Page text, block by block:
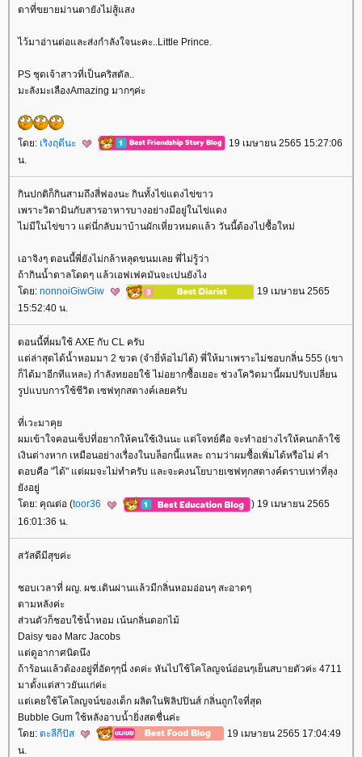
ตาที่ขยายม่านตายังไม่สู้แสง
ไว้มาอ่านต่อและส่งกำลังใจนะคะ..Little Prince.
PS ชุดเจ้าสาวที่เป็นคริสตัล..
มะลังมะเลืองAmazing มากๆค่ะ
ดย: เริงฤดีนะ
19 เมษายน 2565 15:27:06
น.
กินปกติก็กินสามถึงสี่ฟองนะ กินทั้งไข่แดงไข่ขาว
เพราะวิตามินกับสารอาหารบางอย่างมีอยู่ในไข่แดง
ไม่มีในไข่ขาว แต่นี่กลับมาบ้านผักเหี่ยวหมดแล้ว วันนี้ต้องไปซื้อใหม่
เอาจิงๆ ตอนนี้พี่ยังไม่กล้าหลุดขนมเลย พี่ไม่รู้ว่า
ถ้ากินน้ำตาลโดดๆ แล้วเอฟเฟคมันจะเปนยังไง
ดย: nonnoiGiwGiw
19 เมษายน 2565
15:52:40 น.
ตอนนี้ที่ผมใช้ AXE กับ CL ครับ
ต่ล่าสุดได้น้ำหอมมา 2 ขวด (จำยี่ห้อไม่ได้) พี่ให้มาเพราะไม่ชอบกลิ่น 555 (เขา
ก็ได้มาอีกทีแหละ) กำลังทยอยใช้ ไม่อยากซื้อเยอะ ช่วงโควิดมานี้ผมปรับเปลี่ยน
รูปแบบการใช้ชีวิต เซฟทุกสตางค์เลยครับ
ที่เวะมาคุ
ผมเข้าใจคอนเซ็ปที่อยากให้คนใช้เงินนะ แต่โจทย์คือ จะทำอย่างไรให้คนกล้าใช้
เงินต่างหาก เหมือนอย่างเรื่องในบล็อกนี้แหละ ถามว่าผมซื้อเพิ่มได้หรือไม่ คำ
ตอบคือ "ได้" แต่ผมจะไม่ทำครับ และจะคงนโยบายเซฟทุกสตางค์ตราบเท่าที่ลุง
ังอยู่
ดย: คุณต่อ (toor36
) 19 เมษายน 2565
16:01:36 น.
สวัสดีมีสุขค่ะ
ชอบเวลาที่ ผญ. ผช.เดินผ่านแล้วมีกลิ่นหอมอ่อนๆ สะอาดๆ
ตามหลังค่ะ
ส่วนตัวก็ชอบใช้น้ำหอม เน้นกลิ่นดอกไม้
Daisy ของ Marc Jacobs
ต่ดูอากาศนิดนึง
ถ้าร้อนแล้วต้องอยู่ที่อัดๆๆนี่ งดค่ะ หันไปใช้โคโลญจน์อ่อนๆเย็นสบายตัวค่ะ 4711
มาตั้งแต่สาวยันแก่ค่ะ
ต่เคยใช้โคโลญจน์ของเด็ก ผลิตในฟิลิปปินส์ กลิ่นถูกใจที่สุด
Bubble Gum ใช้หลังอาบน้ำยิ่งสดชื่นค่ะ
ดย: ตะลีกีปัส
19 เมษายน 2565 17:04:49
น.